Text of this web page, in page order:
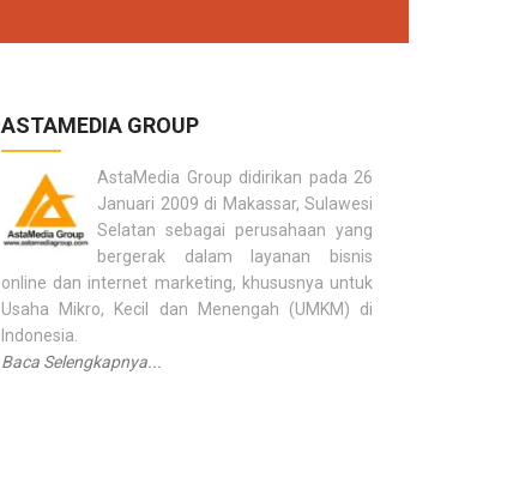
ASTAMEDIA GROUP
AstaMedia Group didirikan pada 26
Januari 2009 di Makassar, Sulawesi
Selatan sebagai perusahaan yang
bergerak dalam layanan bisnis
online dan internet marketing, khususnya untuk
Usaha Mikro, Kecil dan Menengah (UMKM) di
Indonesia.
Baca Selengkapnya...